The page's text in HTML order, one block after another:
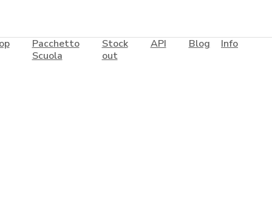
Pacchetto
Scuola
Stock
out
API Blog Info